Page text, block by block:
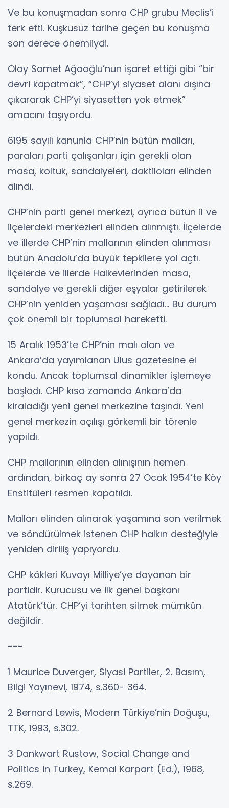
Ve bu konuşmadan sonra CHP grubu Meclis’i
terk etti. Kuşkusuz tarihe geçen bu konuşma
son derece önemliydi.
Olay Samet Ağaoğlu’nun işaret ettiği gibi “bir
devri kapatmak”, “CHP’yi siyaset alanı dışına
çıkararak CHP’yi siyasetten yok etmek”
amacını taşıyordu.
6195 sayılı kanunla CHP’nin bütün malları,
paraları parti çalışanları için gerekli olan
masa, koltuk, sandalyeleri, daktiloları elinden
alındı.
CHP’nin parti genel merkezi, ayrıca bütün il ve
ilçelerdeki merkezleri elinden alınmıştı. İlçelerde
ve illerde CHP’nin mallarının elinden alınması
bütün Anadolu’da büyük tepkilere yol açtı.
İlçelerde ve illerde Halkevlerinden masa,
sandalye ve gerekli diğer eşyalar getirilerek
CHP’nin yeniden yaşaması sağladı... Bu durum
çok önemli bir toplumsal hareketti.
15 Aralık 1953’te CHP’nin malı olan ve
Ankara’da yayımlanan Ulus gazetesine el
kondu. Ancak toplumsal dinamikler işlemeye
başladı. CHP kısa zamanda Ankara’da
kiraladığı yeni genel merkezine taşındı. Yeni
genel merkezin açılışı görkemli bir törenle
yapıldı.
CHP mallarının elinden alınışının hemen
ardından, birkaç ay sonra 27 Ocak 1954’te Köy
Enstitüleri resmen kapatıldı.
Malları elinden alınarak yaşamına son verilmek
ve söndürülmek istenen CHP halkın desteğiyle
yeniden diriliş yapıyordu.
CHP kökleri Kuvayı Milliye’ye dayanan bir
partidir. Kurucusu ve ilk genel başkanı
Atatürk’tür. CHP’yi tarihten silmek mümkün
değildir.
---
1 Maurice Duverger, Siyasi Partiler, 2. Basım,
Bilgi Yayınevi, 1974, s.360- 364.
2 Bernard Lewis, Modern Türkiye’nin Doğuşu,
TTK, 1993, s.302.
3 Dankwart Rustow, Social Change and
Politics in Turkey, Kemal Karpart (Ed.), 1968,
s.269.